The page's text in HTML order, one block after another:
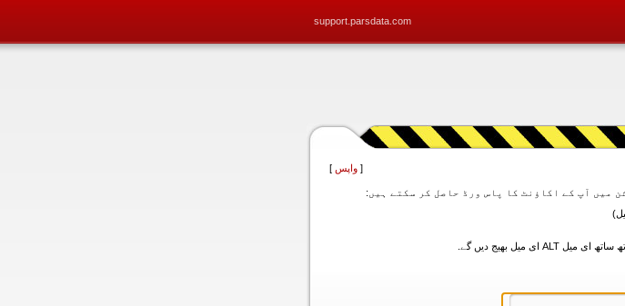
support.parsdata.com
[ واپس ]